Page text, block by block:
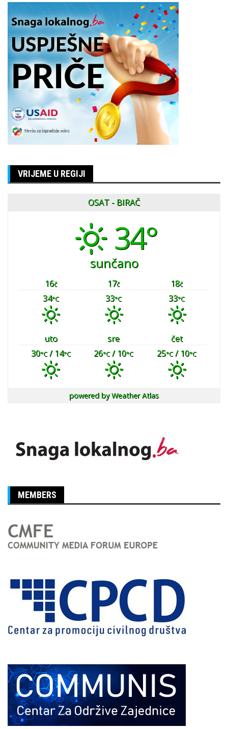
VRIJEME U REGIJI
OSAT - BIRAČ
34°
sunčano
16č 17č 18č
34°C 33°C 33°C
uto sre
čet
30°C/ 14°C 26°C/ 10°C 25°C/ 10°C
powered byWeather Atlas
MEMBERS